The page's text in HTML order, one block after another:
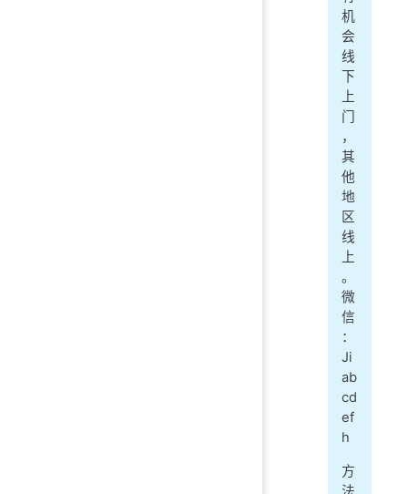
机
会
线
下
上
门
，
其
他
地
区
线
上
。
微
信
：
Ji
ab
cd
ef
h
方